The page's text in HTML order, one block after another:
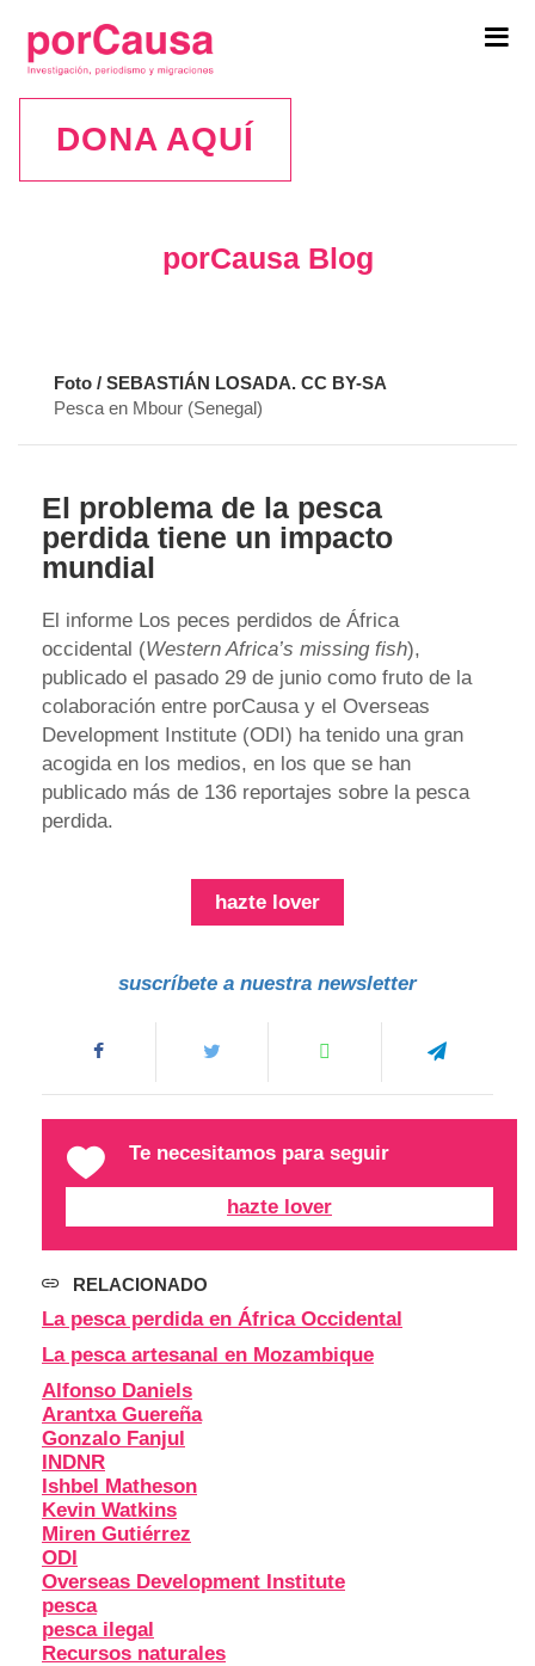
DONA AQUÍ
porCausa Blog
Foto / SEBASTIÁN LOSADA. CC BY-SA
Pesca en Mbour (Senegal)
El problema de la pesca
perdida tiene un impacto
mundial
El informe Los peces perdidos de África
occidental (Western Africa’s missing fish),
publicado el pasado 29 de junio como fruto de la
colaboración entre porCausa y el Overseas
Development Institute (ODI) ha tenido una gran
acogida en los medios, en los que se han
publicado más de 136 reportajes sobre la pesca
perdida.
hazte lover
suscríbete a nuestra newsletter
Te necesitamos para seguir
hazte lover
RELACIONADO
La pesca perdida en África Occidental
La pesca artesanal en Mozambique
Alfonso Daniels
Arantxa Guereña
Gonzalo Fanjul
INDNR
Ishbel Matheson
Kevin Watkins
Miren Gutiérrez
ODI
Overseas Development Institute
pesca
pesca ilegal
Recursos naturales